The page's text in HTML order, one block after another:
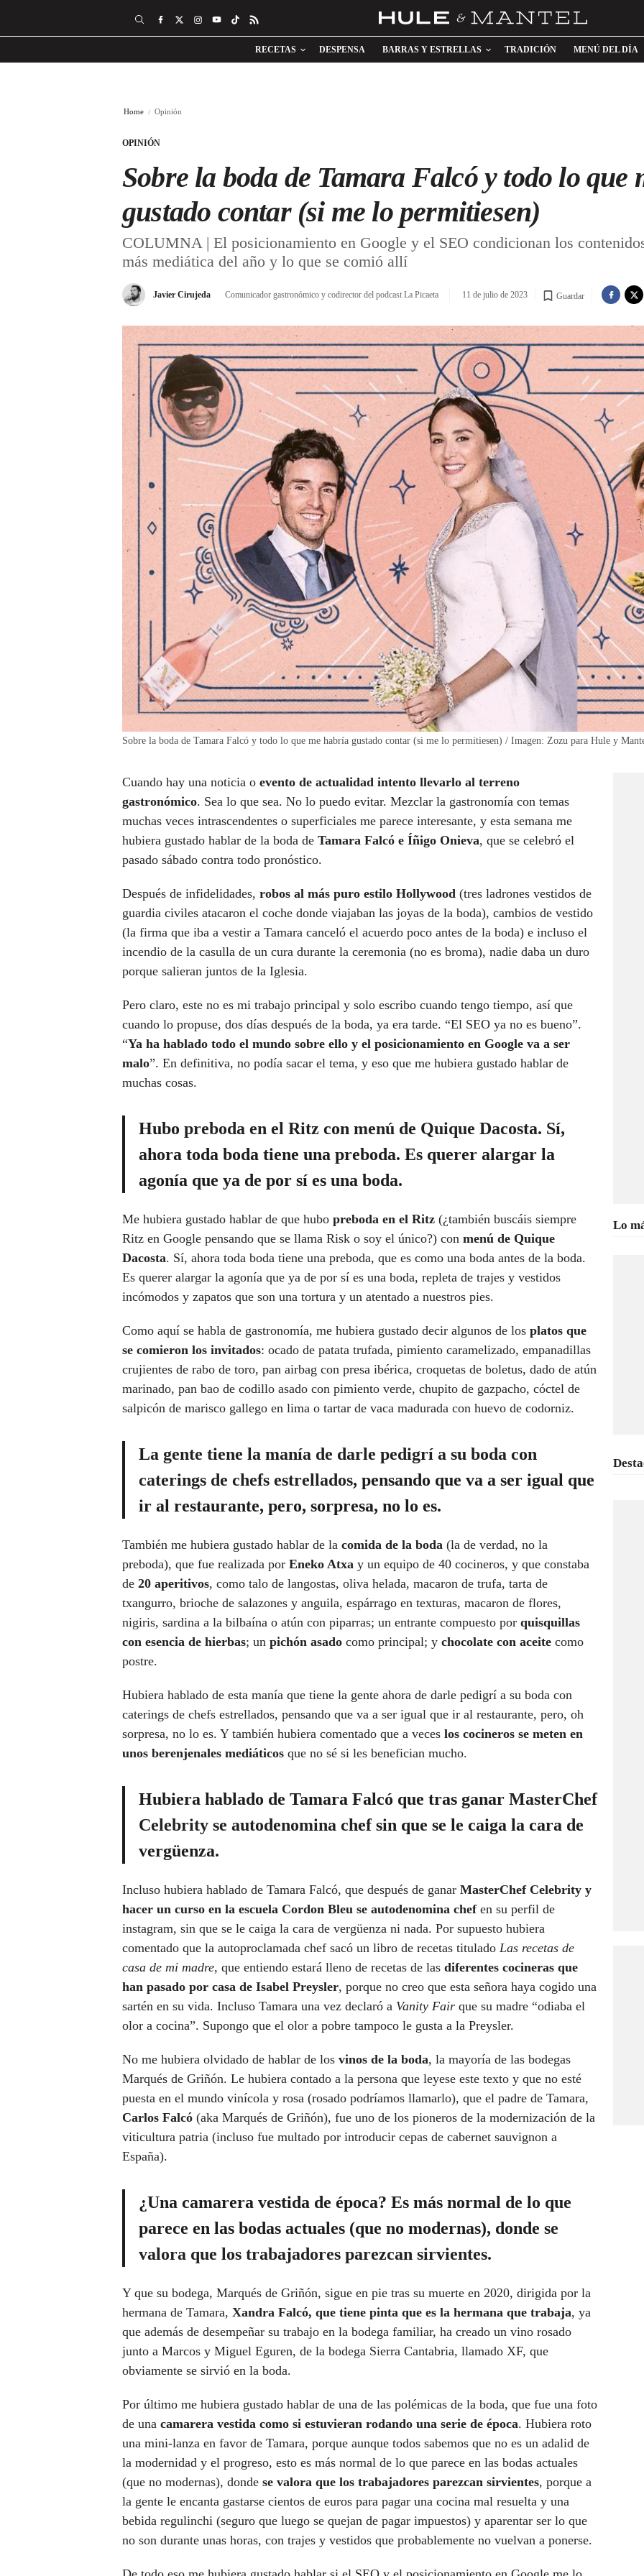
RECETAS DESPENSA BARRAS Y ESTRELLAS TRADICIÓN MENÚ DEL DÍA
Home Opinión
OPINIÓN
Sobre la boda de Tamara Falcó y todo lo que
gustado contar (si me lo permitiesen)
COLUMNA | El posicionamiento en Google y el SEO condicionan los
más mediática del año y lo que se comió allí
Javier Cirujeda Comunicador gastronómico y codirector del podcast La Picaeta 11 de julio de 2023 Guardar
Sobre la boda de Tamara Falcó y todo lo que me habría gustado contar (si me lo permitiesen) / Imagen: Zozu para Hule y
Cuando hay una noticia o evento de actualidad intento llevarlo al terreno
gastronómico. Sea lo que sea. No lo puedo evitar. Mezclar la gastronomía con temas
muchas veces intrascendentes o superficiales me parece interesante, y esta semana me
hubiera gustado hablar de la boda de Tamara Falcó e Íñigo Onieva, que se celebró el
pasado sábado contra todo pronóstico.
Después de infidelidades, robos al más puro estilo Hollywood (tres ladrones vestidos de
guardia civiles atacaron el coche donde viajaban las joyas de la boda), cambios de vestido
(la firma que iba a vestir a Tamara canceló el acuerdo poco antes de la boda) e incluso el
incendio de la casulla de un cura durante la ceremonia (no es broma), nadie daba un duro
porque salieran juntos de la Iglesia.
Pero claro, este no es mi trabajo principal y solo escribo cuando tengo tiempo, así que
cuando lo propuse, dos días después de la boda, ya era tarde. “El SEO ya no es bueno”.
“Ya ha hablado todo el mundo sobre ello y el posicionamiento en Google va a ser
malo”. En definitiva, no podía sacar el tema, y eso que me hubiera gustado hablar de
muchas cosas.
Hubo preboda en el Ritz con menú de Quique Dacosta. Sí,
ahora toda boda tiene una preboda. Es querer alargar la
agonía que ya de por sí es una boda.
Me hubiera gustado hablar de que hubo preboda en el Ritz (¿también buscáis siempre
Ritz en Google pensando que se llama Risk o soy el único?) con menú de Quique
Dacosta. Sí, ahora toda boda tiene una preboda, que es como una boda antes de la boda.
Es querer alargar la agonía que ya de por sí es una boda, repleta de trajes y vestidos
incómodos y zapatos que son una tortura y un atentado a nuestros pies.
Como aquí se habla de gastronomía, me hubiera gustado decir algunos de los platos que
se comieron los invitados: ocado de patata trufada, pimiento caramelizado, empanadillas
crujientes de rabo de toro, pan airbag con presa ibérica, croquetas de boletus, dado de atún
marinado, pan bao de codillo asado con pimiento verde, chupito de gazpacho, cóctel de
salpicón de marisco gallego en lima o tartar de vaca madurada con huevo de codorniz.
La gente tiene la manía de darle pedigrí a su boda con
caterings de chefs estrellados, pensando que va a ser igual que
ir al restaurante, pero, sorpresa, no lo es.
También me hubiera gustado hablar de la comida de la boda (la de verdad, no la
preboda), que fue realizada por Eneko Atxa y un equipo de 40 cocineros, y que constaba
de 20 aperitivos, como talo de langostas, oliva helada, macaron de trufa, tarta de
txangurro, brioche de salazones y anguila, espárrago en texturas, macaron de flores,
nigiris, sardina a la bilbaína o atún con piparras; un entrante compuesto por quisquillas
con esencia de hierbas; un pichón asado como principal; y chocolate con aceite como
postre.
Hubiera hablado de esta manía que tiene la gente ahora de darle pedigrí a su boda con
caterings de chefs estrellados, pensando que va a ser igual que ir al restaurante, pero, oh
sorpresa, no lo es. Y también hubiera comentado que a veces los cocineros se meten en
unos berenjenales mediáticos que no sé si les benefician mucho.
Hubiera hablado de Tamara Falcó que tras ganar MasterChef
Celebrity se autodenomina chefsin que se le caiga la cara de
vergüenza.
Incluso hubiera hablado de Tamara Falcó, que después de ganar MasterChef Celebrity y
hacer un curso en la escuela Cordon Bleu se autodenomina chef en su perfil de
instagram, sin que se le caiga la cara de vergüenza ni nada. Por supuesto hubiera
comentado que la autoproclamada chef sacó un libro de recetas titulado Las recetas de
casa de mi madre, que entiendo estará lleno de recetas de las diferentes cocineras que
han pasado por casa de Isabel Preysler, porque no creo que esta señora haya cogido una
sartén en su vida. Incluso Tamara una vez declaró a Vanity Fair que su madre “odiaba el
olor a cocina”. Supongo que el olor a pobre tampoco le gusta a la Preysler.
No me hubiera olvidado de hablar de los vinos de la boda, la mayoría de las bodegas
Marqués de Griñón. Le hubiera contado a la persona que leyese este texto y que no esté
puesta en el mundo vinícola y rosa (rosado podríamos llamarlo), que el padre de Tamara,
Carlos Falcó (aka Marqués de Griñón), fue uno de los pioneros de la modernización de la
viticultura patria (incluso fue multado por introducir cepas de cabernet sauvignon a
España).
¿Una camarera vestida de época? Es más normal de lo que
parece en las bodas actuales (que no modernas), donde se
valora que los trabajadores parezcan sirvientes.
Y que su bodega, Marqués de Griñón, sigue en pie tras su muerte en 2020, dirigida por la
hermana de Tamara, Xandra Falcó, que tiene pinta que es la hermana que trabaja, ya
que además de desempeñar su trabajo en la bodega familiar, ha creado un vino rosado
junto a Marcos y Miguel Eguren, de la bodega Sierra Cantabria, llamado XF, que
obviamente se sirvió en la boda.
Por último me hubiera gustado hablar de una de las polémicas de la boda, que fue una foto
de una camarera vestida como si estuvieran rodando una serie de época. Hubiera roto
una mini-lanza en favor de Tamara, porque aunque todos sabemos que no es un adalid de
la modernidad y el progreso, esto es más normal de lo que parece en las bodas actuales
(que no modernas), donde se valora que los trabajadores parezcan sirvientes, porque a
la gente le encanta gastarse cientos de euros para pagar una cocina mal resuelta y una
bebida regulinchi (seguro que luego se quejan de pagar impuestos) y aparentar ser lo que
no son durante unas horas, con trajes y vestidos que probablemente no vuelvan a ponerse.
Lo